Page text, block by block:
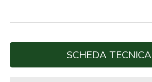
SCHEDA TECNICA